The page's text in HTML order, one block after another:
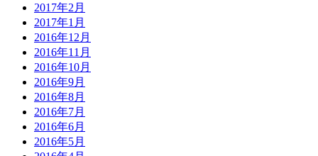
2017年2月
2017年1月
2016年12月
2016年11月
2016年10月
2016年9月
2016年8月
2016年7月
2016年6月
2016年5月